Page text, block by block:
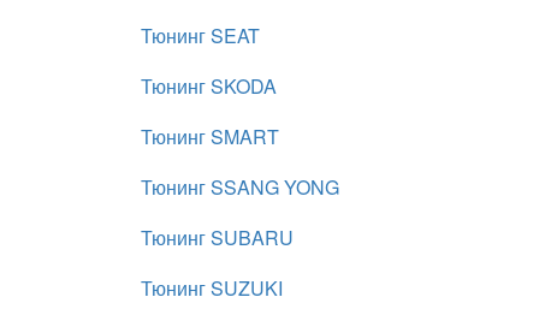
Тюнинг SEAT
Тюнинг SKODA
Тюнинг SMART
Тюнинг SSANG YONG
Тюнинг SUBARU
Тюнинг SUZUKI